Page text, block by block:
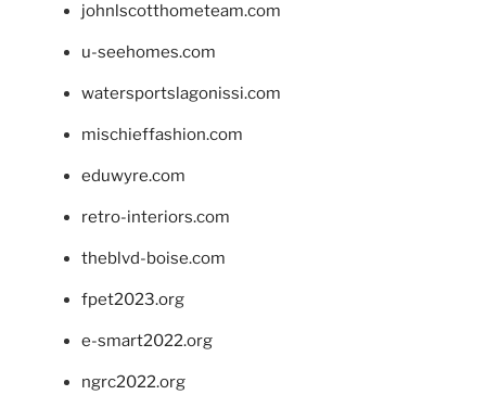
johnlscotthometeam.com
u-seehomes.com
watersportslagonissi.com
mischieffashion.com
eduwyre.com
retro-interiors.com
theblvd-boise.com
fpet2023.org
e-smart2022.org
ngrc2022.org